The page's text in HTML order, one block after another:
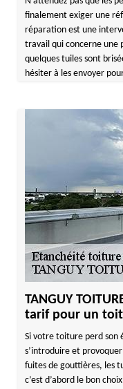
finalement exiger une
réparation est une
travail qui concerne une
quelques tuiles sont
hésiter à les envoyer
TANGUY
tarif pour un
Si votre toiture perd
s’introduire et
fuites de gouttières, les
c’est d’abord le bon